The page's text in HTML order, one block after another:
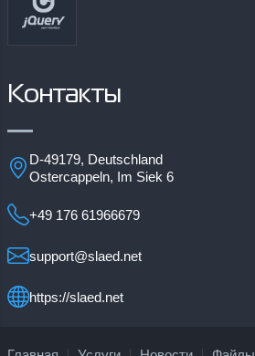
Контакты
D-49179, Deutschland
Ostercappeln, Im Siek 6
+49 176 61966679
support@slaed.net
https://slaed.net